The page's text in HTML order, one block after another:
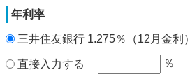
年利率
三井住友銀行 1.275％（12月金利）
直接入力する ％